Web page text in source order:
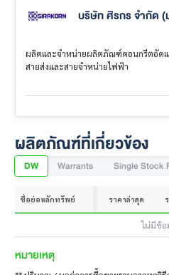
บริษัท ศิรกร จำกัด (
ผลิตและจำหน่ายผลิตภัณฑ์คอนกรีตอัดแ
สายส่งและสายจำหน่ายไฟฟ้า
ผลิตภัณฑ์ที่เกี่ยวข้อง
DW Warrants Single Stock
ชื่อย่อหลักทรัพย์ ราคาล่าสุด
ไม่มีข้อ
หมายเหตุ